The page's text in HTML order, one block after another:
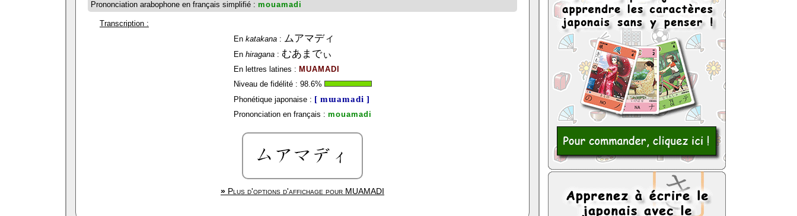
Prononciation arabophone en français simplifié : mouamadi
Transcription :
En katakana: ムアマディ
En hiragana: むあまでぃ
En lettres latines : MUAMADI
Niveau de fidélité : 98.6%
Phonétique japonaise : [ mɯamadi ]
Prononciation en français : mouamadi
» Plus d'options d'affichage pour MUAMADI